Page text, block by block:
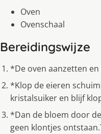
Oven
Ovenschaal
Bereidingswijze
*De oven aanzetten
*Klop de eieren
kristalsuiker en blijf
*Dan de bloem door
geen klontjes